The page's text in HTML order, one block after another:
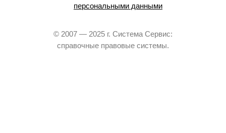
персональными данными
© 2007 — 2025 г. Система Сервис:
справочные правовые системы.